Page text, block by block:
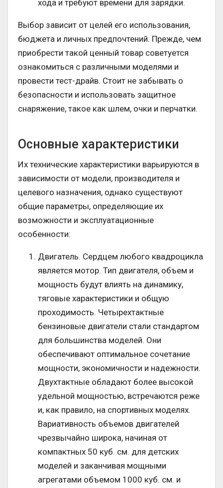
хода и требуют времени для зарядки.
Выбор зависит от целей его использования,
бюджета и личных предпочтений. Прежде, чем
приобрести такой ценный товар советуется
ознакомиться с различными моделями и
провести тест-драйв. Стоит не забывать о
безопасности и использовать защитное
снаряжение, такое как шлем, очки и перчатки.
Основные характеристики
Их технические характеристики варьируются в
зависимости от модели, производителя и
целевого назначения, однако существуют
общие параметры, определяющие их
возможности и эксплуатационные
особенности:
Двигатель. Сердцем любого квадроцикла
является мотор. Тип двигателя, объем и
мощность будут влиять на динамику,
тяговые характеристики и общую
проходимость. Четырехтактные
бензиновые двигатели стали стандартом
для большинства моделей. Они
обеспечивают оптимальное сочетание
мощности, экономичности и надежности.
Двухтактные обладают более высокой
удельной мощностью, встречаются реже
и, как правило, на спортивных моделях.
Вариативность объемов двигателей
чрезвычайно широка, начиная от
компактных 50 куб. см. для детских
моделей и заканчивая мощными
агрегатами объемом 1000 куб. см. и